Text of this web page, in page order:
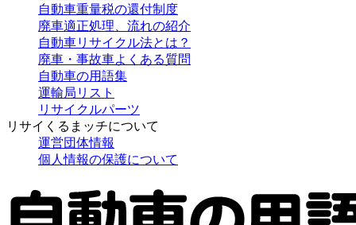
自動車重量税の還付制度
廃車適正処理、流れの紹介
自動車リサイクル法とは？
廃車・事故車よくある質問
自動車の用語集
運輸局リスト
リサイクルパーツ
リサイくるまッチについて
運営団体情報
個人情報の保護について